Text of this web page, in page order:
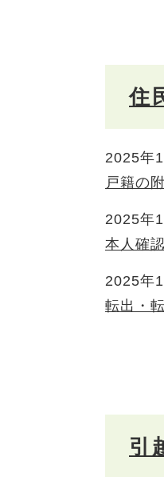
住
2025年
戸籍の
2025年
本人確
2025年
転出・
引